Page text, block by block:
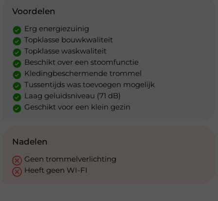
Voordelen
Erg energiezuinig
Topklasse bouwkwaliteit
Topklasse waskwaliteit
Beschikt over een stoomfunctie
Kledingbeschermende trommel
Tussentijds was toevoegen mogelijk
Laag geluidsniveau (71 dB)
Geschikt voor een klein gezin
Nadelen
Geen trommelverlichting
Heeft geen WI-FI